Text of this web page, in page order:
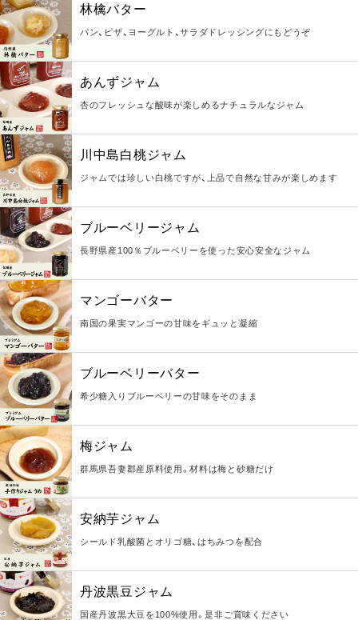
林檎バター
パン、ピザ、ヨーグルト、サラダドレッシングにもどうぞ
あんずジャム
杏のフレッシュな酸味が楽しめるナチュラルなジャム
川中島白桃ジャム
ジャムでは珍しい白桃ですが、上品で自然な甘みが楽しめます
ブルーベリージャム
長野県産100％ブルーベリーを使った安心安全なジャム
マンゴーバター
南国の果実マンゴーの甘味をギュッと凝縮
ブルーベリーバター
希少糖入りブルーベリーの甘味をそのまま
梅ジャム
群馬県吾妻郡産原料使用。材料は梅と砂糖だけ
安納芋ジャム
シールド乳酸菌とオリゴ糖、はちみつを配合
丹波黒豆ジャム
国産丹波黒大豆を100%使用。是非ご賞味ください